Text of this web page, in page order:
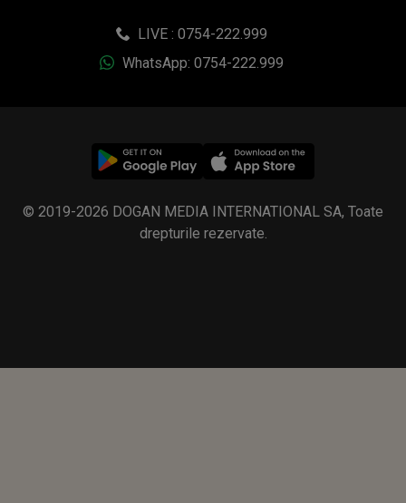
LIVE : 0754-222.999
WhatsApp: 0754-222.999
© 2019-2026 DOGAN MEDIA INTERNATIONAL SA, Toate
drepturile rezervate.